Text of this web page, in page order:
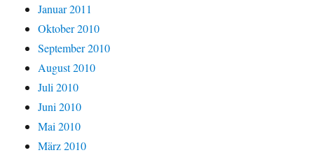
Januar 2011
Oktober 2010
September 2010
August 2010
Juli 2010
Juni 2010
Mai 2010
März 2010